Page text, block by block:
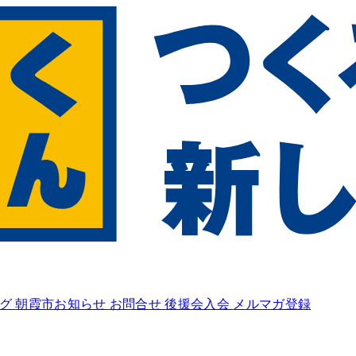
朝霞市お知らせ お問合せ後援会入会 メルマガ登録